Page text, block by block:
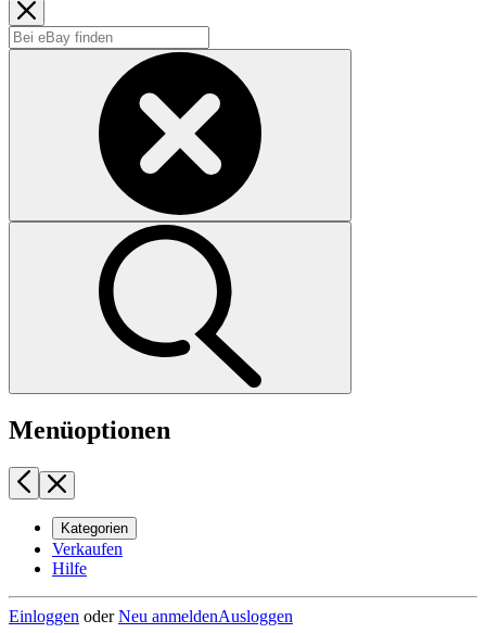
Menüoptionen
Kategorien
Verkaufen
Hilfe
Einloggen oderNeu anmeldenAusloggen